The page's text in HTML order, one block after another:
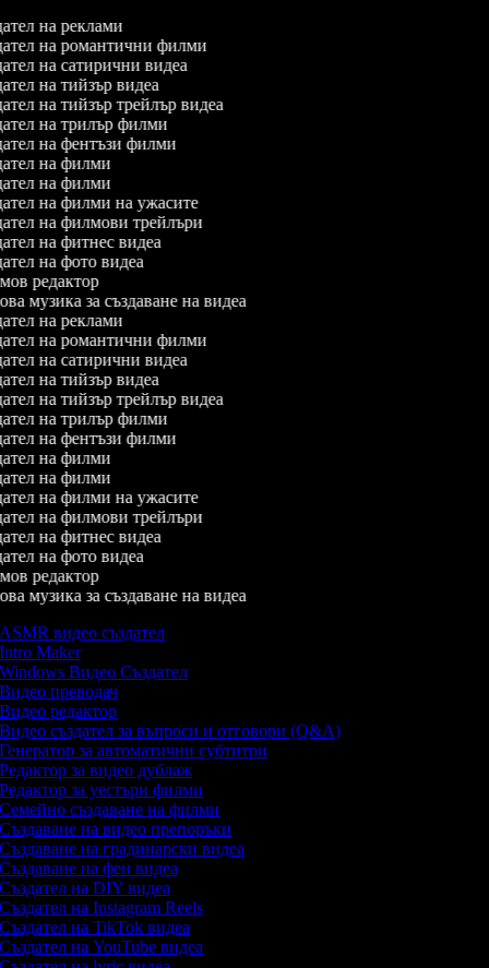
на реклами
на романтични филми
на сатирични видеа
на тийзър видеа
на тийзър трейлър видеа
на трилър филми
на фентъзи филми
на филми
на филми
на филми на ужасите
на филмови трейлъри
на фитнес видеа
на фото видеа
редактор
музика за създаване на видеа
на реклами
на романтични филми
на сатирични видеа
на тийзър видеа
на тийзър трейлър видеа
на трилър филми
на фентъзи филми
на филми
на филми
на филми на ужасите
на филмови трейлъри
на фитнес видеа
на фото видеа
редактор
музика за създаване на видеа
видео създател
Maker
Видео Създател
преводач
редактор
създател за въпроси и отговори (Q&A)
за автоматични субтитри
за видео дублаж
за уестърн филми
създаване на филми
на видео препоръки
на градинарски видеа
на фен видеа
на DIY видеа
на Instagram Reels
на TikTok видеа
на YouTube видеа